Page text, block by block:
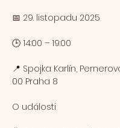
📅 29. listopadu 2025
🕒 14:00 – 19:00
📍 Spojka Karlín,
00 Praha 8
O události